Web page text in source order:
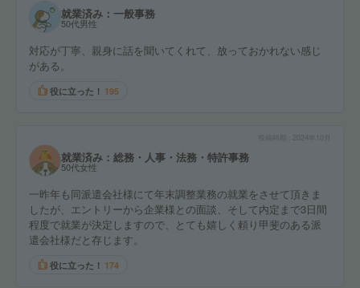
就業済み：一般事務
50代男性
対応が丁寧、親身に話を聞いてくれて、放っておかれない感じ
がある。
役に立った！ 195
2024年10月
就業済み：総務・人事・法務・特許事務
50代女性
一昨年も同派遣会社様にて年末調整業務の就業をさせて頂きま
したが、エントリーから企業様との面談、そして内定まで3日間
程度で就業が決定しますので、とても嬉しく頼り甲斐のある派
遣会社様だと存じます。
役に立った！ 174